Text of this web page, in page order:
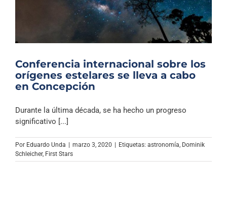
Podcast
Noticias
Columnas
Música Clásica
Especiales
Conferencia internacional sobre los
orígenes estelares se lleva a cabo
en Concepción
Durante la última década, se ha hecho un progreso
significativo [...]
Por Eduardo Unda | marzo 3, 2020 | Etiquetas: astronomía Dominik
Schleicher, First Stars